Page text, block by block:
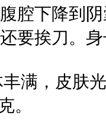
腔下降到
要挨刀。
皮肤光
。